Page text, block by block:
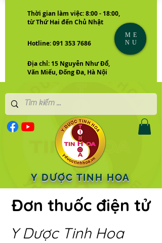
Thời gian làm việc: 8:00 - 18:00,
từ Thứ Hai đến Chủ Nhật
Hotline: 091 353 7686
Địa chỉ: 15 Nguyễn Như Đổ,
Văn Miếu, Đống Đa, Hà Nội
Y DƯỢC TINH HOA
ME
NU
Đơn thuốc điện tử
Y Dược Tinh Hoa